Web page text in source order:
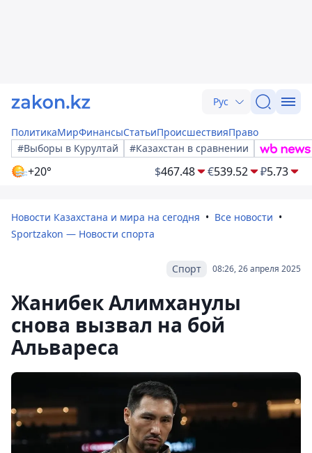
Рус
ПолитикаМирФинансыСтатьиПроисшествияПраво
#Выборы в Курултай
#Казахстан в сравнении
+20° $467.48 €539.52 ₽5.73
Новости Казахстана и мира на сегодня
Все новости
Sportzakon — Новости спорта
08:26, 26 апреля 2025
Спорт
Жанибек Алимханулы
снова вызвал на бой
Альвареса